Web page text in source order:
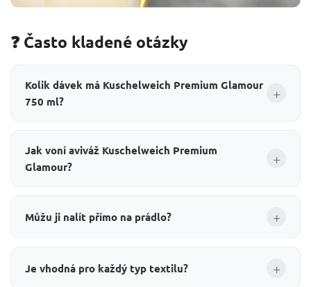
❓ Často kladené otázky
Kolik dávek má Kuschelweich Premium Glamour
750 ml?
+
Jak voní aviváž Kuschelweich Premium
Glamour?
+
Můžu ji nalít přímo na prádlo? +
Je vhodná pro každý typ textilu? +